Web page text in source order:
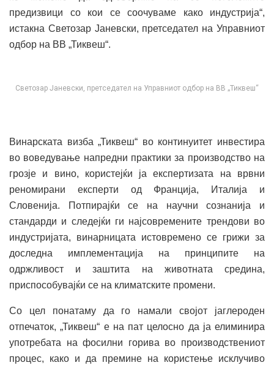
предизвици со кои се соочуваме како индустрија“,
истакна Светозар Јаневски, претседател на Управниот
одбор на ВВ „Тиквеш“.
Светозар Јаневски, претседател на Управниот одбор на ВВ „Тиквеш“
Винарската визба „Тиквеш“ во континуитет инвестира
во воведување напредни практики за производство на
грозје и вино, користејќи ја експертизата на врвни
реномирани експерти од Франција, Италија и
Словенија. Потпирајќи се на научни сознанија и
стандарди и следејќи ги најсовремените трендови во
индустријата, винарницата истовремено се грижи за
доследна имплементација на принципите на
одржливост и заштита на животната средина,
приспособувајќи се на климатските промени.
Со цел понатаму да го намали својот јаглероден
отпечаток, „Тиквеш“ е на пат целосно да ја елиминира
употребата на фосилни горива во производствениот
процес, како и да премине на користење исклучиво